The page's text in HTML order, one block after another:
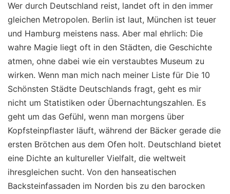
Wer durch Deutschland reist, landet oft in den immer
gleichen Metropolen. Berlin ist laut, München ist teuer
und Hamburg meistens nass. Aber mal ehrlich: Die
wahre Magie liegt oft in den Städten, die Geschichte
atmen, ohne dabei wie ein verstaubtes Museum zu
wirken. Wenn man mich nach meiner Liste für Die 10
Schönsten Städte Deutschlands fragt, geht es mir
nicht um Statistiken oder Übernachtungszahlen. Es
geht um das Gefühl, wenn man morgens über
Kopfsteinpflaster läuft, während der Bäcker gerade die
ersten Brötchen aus dem Ofen holt. Deutschland bietet
eine Dichte an kultureller Vielfalt, die weltweit
ihresgleichen sucht. Von den hanseatischen
Backsteinfassaden im Norden bis zu den barocken